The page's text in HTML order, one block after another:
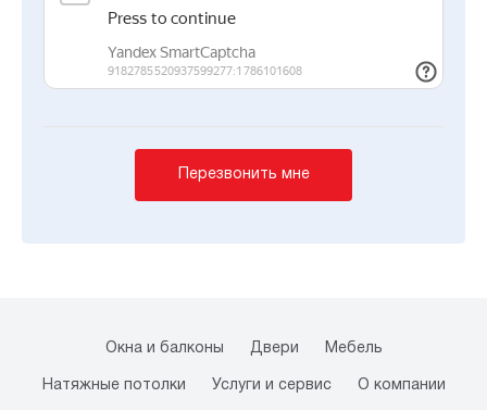
Перезвонить мне
Окна и балконы Двери Мебель
Натяжные потолки Услуги и сервис О компании